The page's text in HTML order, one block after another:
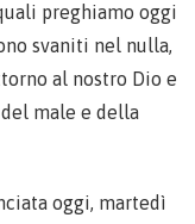
preghiamo oggi
svaniti nel nulla,
al nostro Dio e
male e della
oggi, martedì